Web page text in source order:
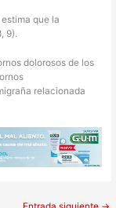
que la
9).
dolorosos de los
relacionada